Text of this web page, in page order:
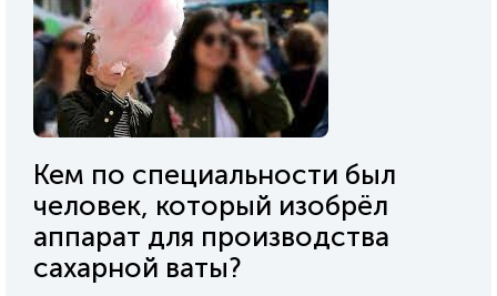
Кем по специальности был
человек, который изобрёл
аппарат для производства
сахарной ваты?